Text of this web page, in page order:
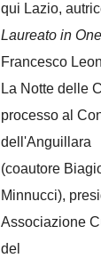
qui Lazio,
Laureato in
Francesco
La Notte delle
processo al
dell'Anguillara
(coautore
Minnucci),
Associazione
del